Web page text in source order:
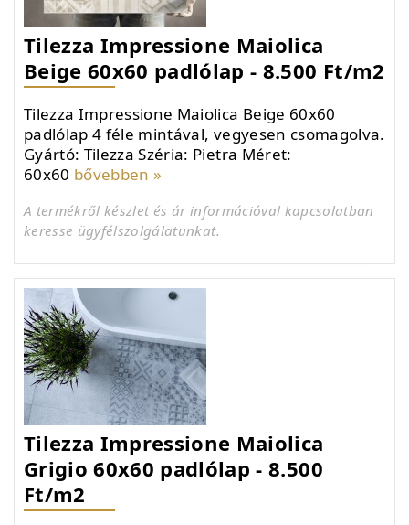
Tilezza Impressione Maiolica
Beige 60x60 padlólap - 8.500 Ft/m2
Tilezza Impressione Maiolica Beige 60x60
padlólap 4 féle mintával, vegyesen csomagolva.
Gyártó: Tilezza Széria: Pietra Méret:
60x60 bővebben »
A termékről készlet és ár információval kapcsolatban
keresse ügyfélszolgálatunkat.
Tilezza Impressione Maiolica
Grigio 60x60 padlólap - 8.500
Ft/m2